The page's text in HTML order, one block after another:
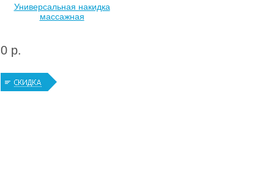
Универсальная накидка
массажная
0 р.